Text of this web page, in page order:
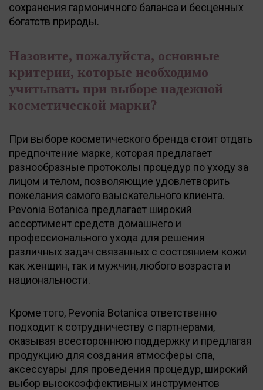
сохранения гармоничного баланса и бесценных
богатств природы.
Назовите, пожалуйста, основные
критерии, которые необходимо
учитывать при выборе надежной
косметической марки?
При выборе косметического бренда стоит отдать
предпочтение марке, которая предлагает
разнообразные протоколы процедур по уходу за
лицом и телом, позволяющие удовлетворить
пожелания самого взыскательного клиента.
Pevonia Botanica предлагает широкий
ассортимент средств домашнего и
профессионального ухода для решения
различных задач связанных с состоянием кожи
как женщин, так и мужчин, любого возраста и
национальности.
Кроме того, Pevonia Botanica ответственно
подходит к сотрудничеству с партнерами,
оказывая всестороннюю поддержку и предлагая
продукцию для создания атмосферы спа,
аксессуары для проведения процедур, широкий
выбор высокоэффективных инструментов